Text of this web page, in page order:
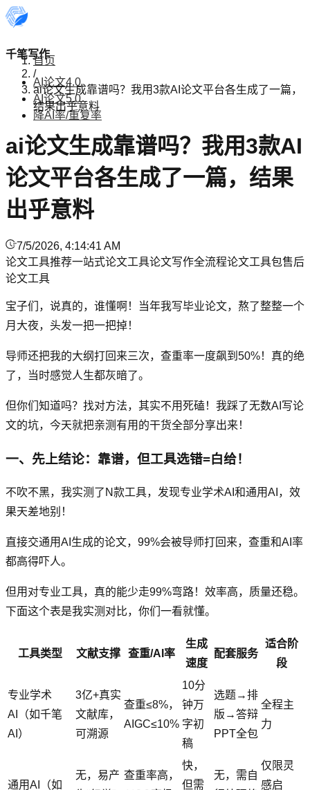
千笔写作
AI论文4.0
AI论文5.0
降AI率/重复率
首页
/
ai论文生成靠谱吗？我用3款AI论文平台各生成了一篇，
结果出乎意料
ai论文生成靠谱吗？我用3款AI
论文平台各生成了一篇，结果
出乎意料
7/5/2026, 4:14:41 AM
论文工具推荐一站式论文工具论文写作全流程论文工具包售后
论文工具
宝子们，说真的，谁懂啊！当年我写毕业论文，熬了整整一个
月大夜，头发一把一把掉！
导师还把我的大纲打回来三次，查重率一度飙到50%！真的绝
了，当时感觉人生都灰暗了。
但你们知道吗？找对方法，其实不用死磕！我踩了无数AI写论
文的坑，今天就把亲测有用的干货全部分享出来！
一、先上结论：靠谱，但工具选错=白给！
不吹不黑，我实测了N款工具，发现专业学术AI和通用AI，效
果天差地别！
直接交通用AI生成的论文，99%会被导师打回来，查重和AI率
都高得吓人。
但用对专业工具，真的能少走99%弯路！效率高，质量还稳。
下面这个表是我实测对比，你们一看就懂。
工具类型 文献支撑 查重/AI率
生成
速度
配套服务
适合阶
段
专业学术
AI（如千笔
AI）
3亿+真实
文献库，
可溯源
查重≤8%，
AIGC≤10%
10分
钟万
字初
稿
选题→排
版→答辩
PPT全包
全程主
力
通用AI（如
无，易产 查重率高，
快，
但需
无，需自
仅限灵
感启